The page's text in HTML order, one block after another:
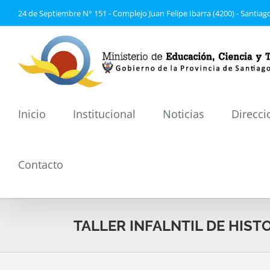
al
24 de Septiembre N° 151 - Complejo Juan Felipe Ibarra (4200) -
Inicio Institucional Noticias
Contacto
TALLER INFALNTIL DE